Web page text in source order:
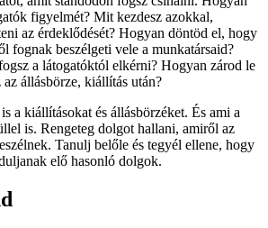
figyelmét? Mit kezdesz azokkal,
az érdeklődését? Hogyan döntöd el, hogy
fognak beszélgeti vele a munkatársaid?
a látogatóktól elkérni? Hogyan zárod le
az állásbörze, kiállítás után?
a kiállításokat és állásbörzéket. És ami a
is. Rengeteg dolgot hallani, amiről az
Tanulj belőle és tegyél ellene, hogy
elő hasonló dolgok.